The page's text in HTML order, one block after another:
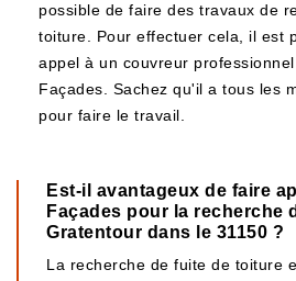
possible de faire des travaux de
toiture. Pour effectuer cela, il est
appel à un couvreur
Façades. Sachez qu'il a tous les
pour faire le travail.
Est-il avantageux de faire
Façades pour la recherche
Gratentour dans le 31150 ?
La recherche de fuite de toiture